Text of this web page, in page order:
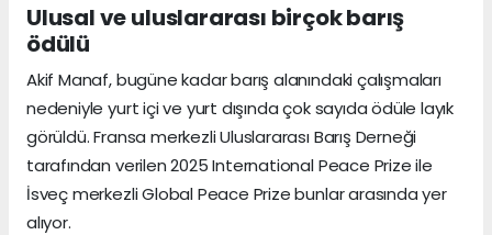
Ulusal ve uluslararası birçok barış
ödülü
Akif Manaf, bugüne kadar barış alanındaki çalışmaları
nedeniyle yurt içi ve yurt dışında çok sayıda ödüle layık
görüldü. Fransa merkezli Uluslararası Barış Derneği
tarafından verilen 2025 International Peace Prize ile
İsveç merkezli Global Peace Prize bunlar arasında yer
alıyor.